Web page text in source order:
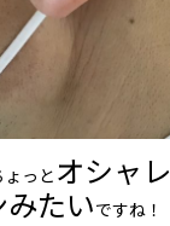
っと オシャレ
たいですね！